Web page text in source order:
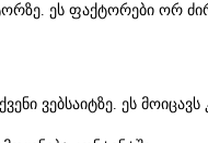
ეს ფაქტორები ორ
ვებსაიტზე. ეს